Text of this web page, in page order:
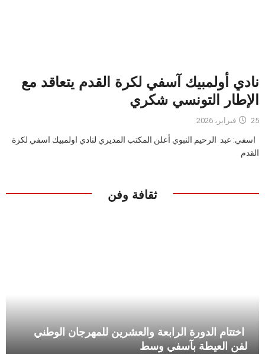
نادي أولمبيك آسفي لكرة القدم يتعاقد مع
الإطار التونسي شكري
25 فبراير، 2026
اسفي: عبد الرحيم النبوي أعلن المكتب المديري لنادي اولمبيك اسفي لكرة
القدم
ثقافة وفن
اختتام الدورة الرابعة والعشرين للمهرجان الوطني
لفن العيطة بآسفي وسط